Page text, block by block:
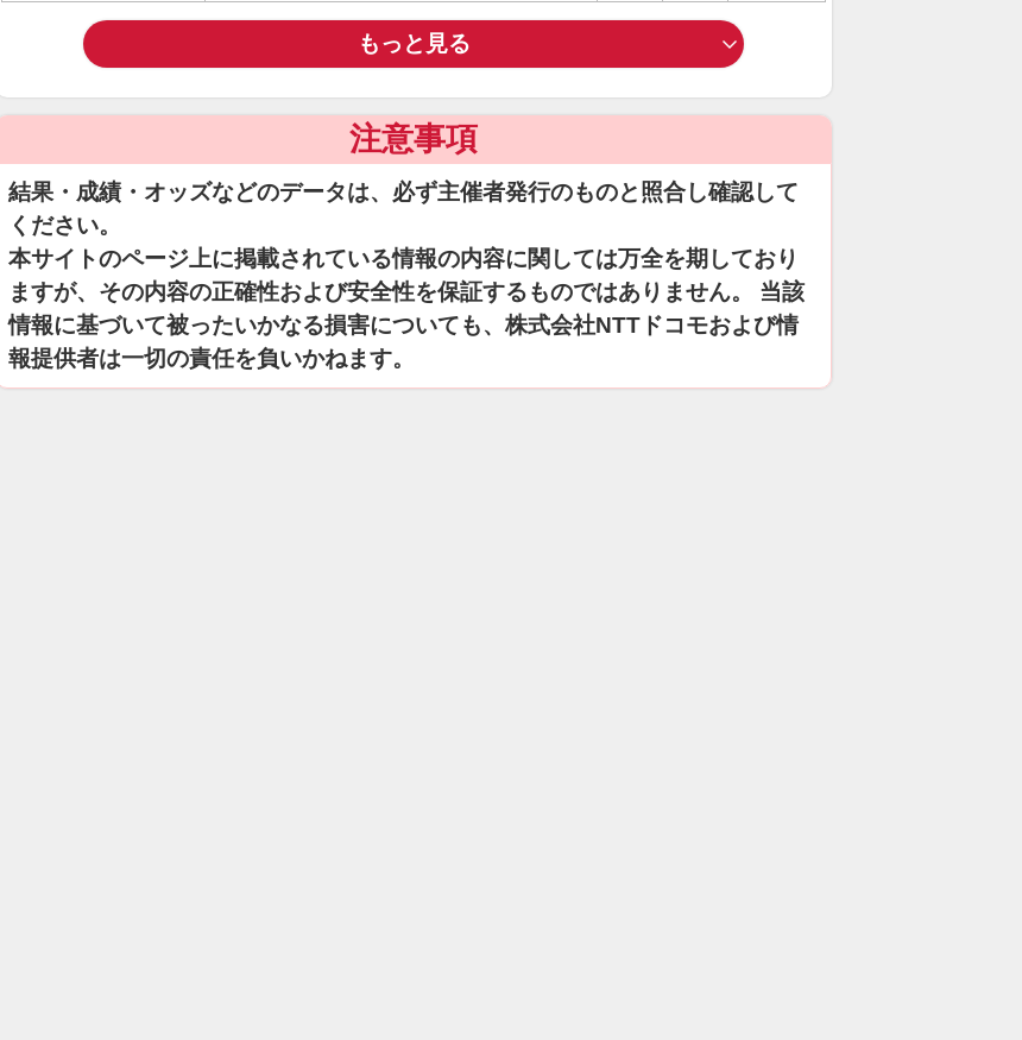
もっと見る
注意事項
結果・成績・オッズなどのデータは、必ず主催者発行のものと照合し確認して
ください。
本サイトのページ上に掲載されている情報の内容に関しては万全を期しており
ますが、その内容の正確性および安全性を保証するものではありません。 当該
情報に基づいて被ったいかなる損害についても、株式会社NTTドコモおよび情
報提供者は一切の責任を負いかねます。